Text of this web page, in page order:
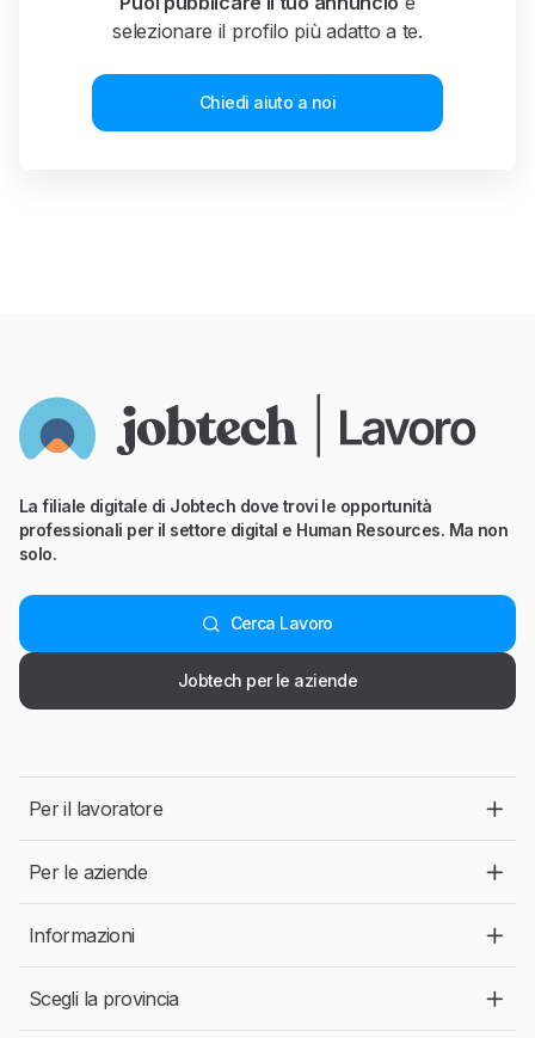
selezionare il profilo più adatto a te.
Chiedi aiuto a noi
La filiale digitale di Jobtech dove trovi le opportunità
professionali per il settore digital e Human Resources. Ma non
solo.
Cerca Lavoro
Jobtech per le aziende
Per il lavoratore
Per le aziende
Informazioni
Scegli la provincia